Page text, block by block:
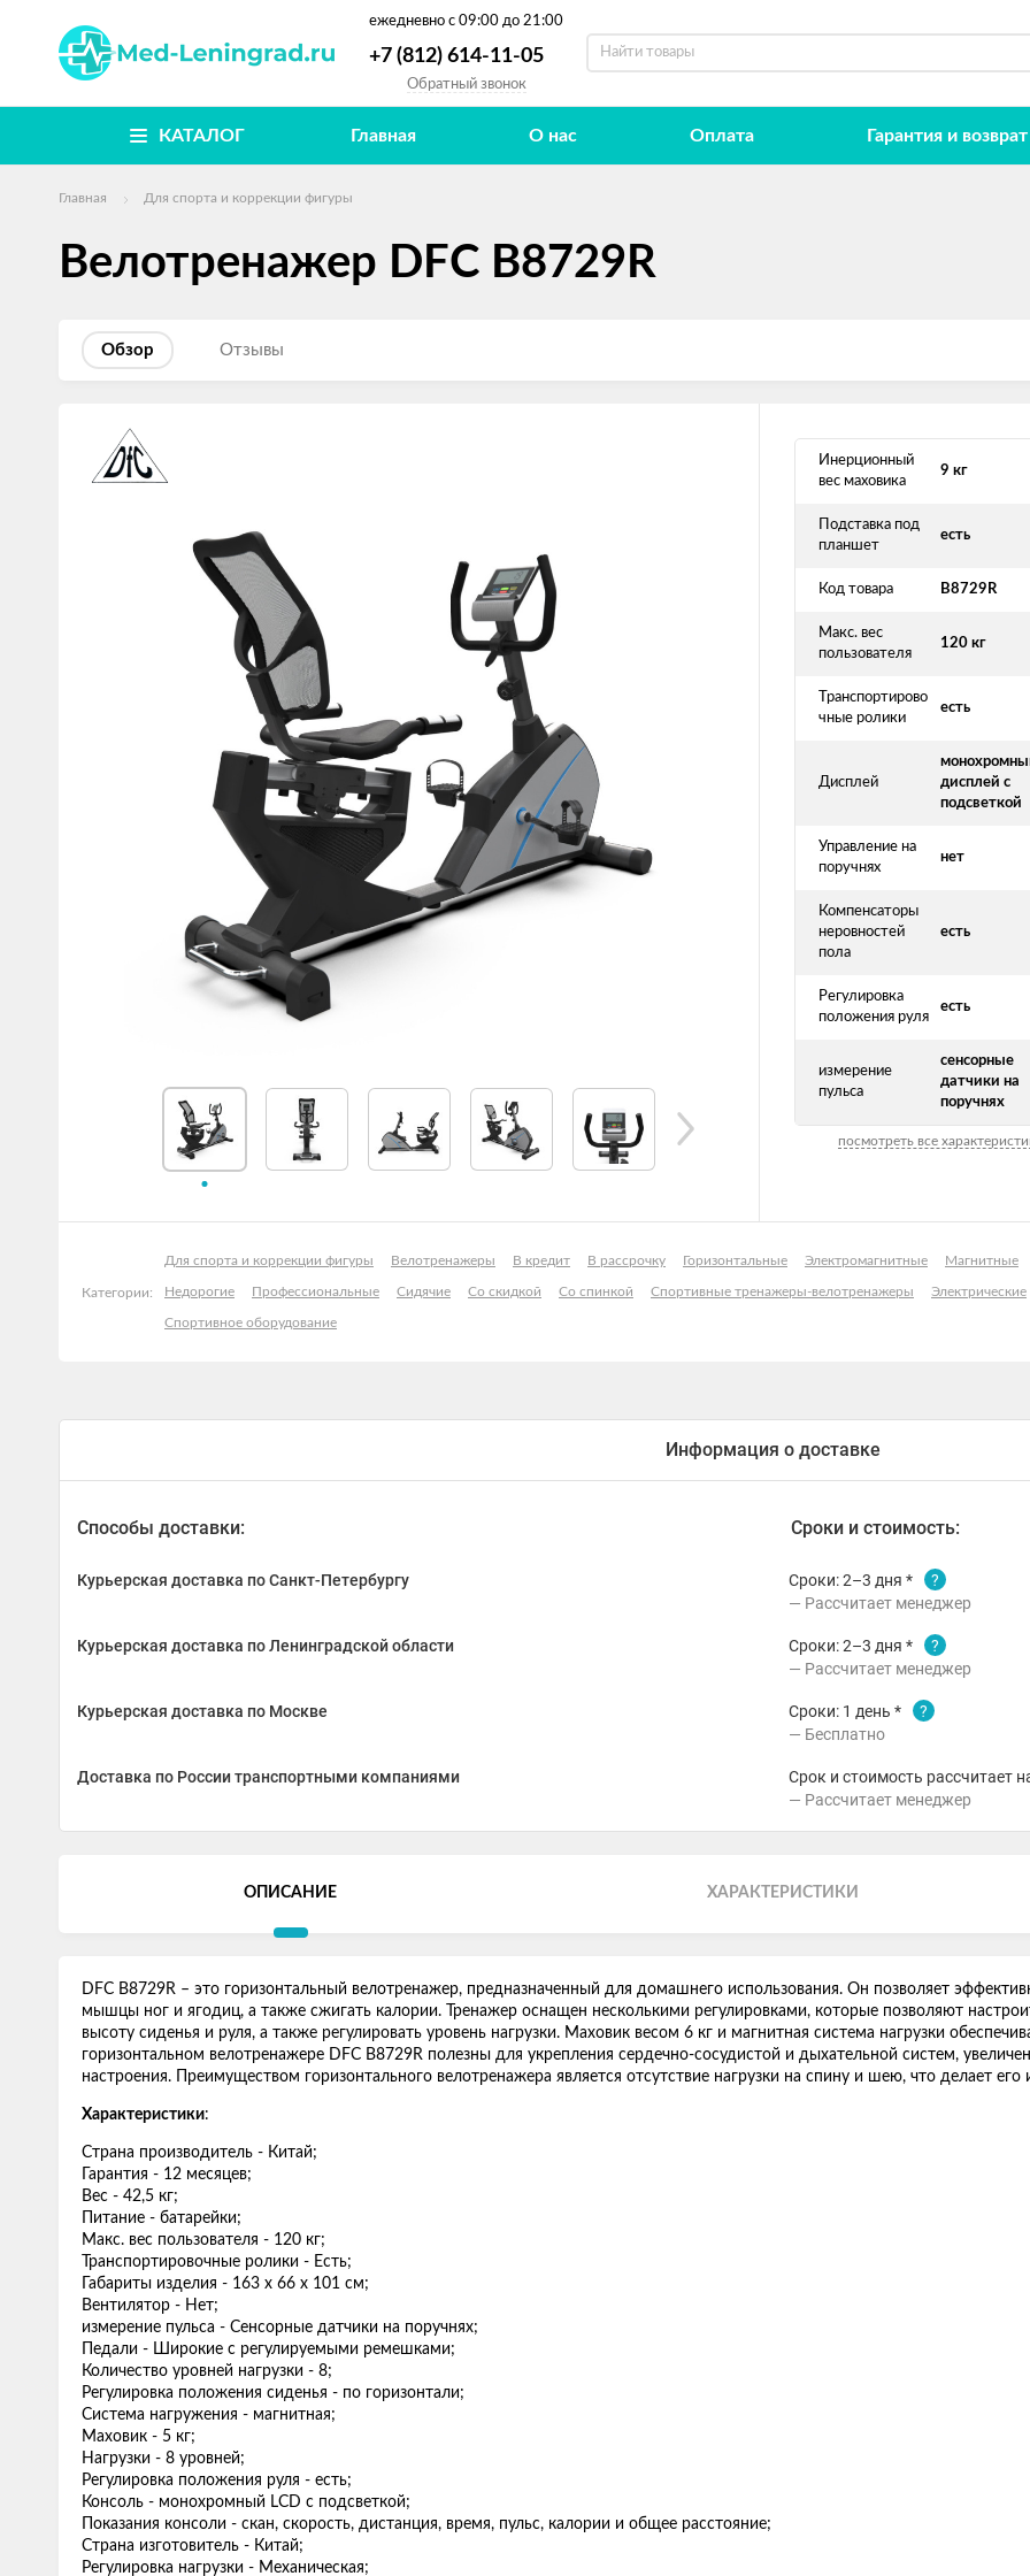
ежедневно с 09:00 до 21:00
+7 (812) 614-11-05
Обратный звонок
КАТАЛОГ Главная О нас Оплата Гарантия и возврат
Главная Для спорта и коррекции фигуры
Велотренажер DFC В8729R
Обзор Отзывы
Инерционный
вес маховика
9 кг
Подставка под
планшет
есть
Код товара B8729R
Макс. вес
пользователя
120 кг
Транспортирово
чные ролики
есть
Дисплей
дисплей с
подсветкой
Управление на
поручнях
нет
Компенсаторы
неровностей
пола
есть
Регулировка
положения руля
есть
измерение
пульса
сенсорные
датчики на
поручнях
посмотреть все
Категории:
Для спорта и коррекции фигуры Велотренажеры В кредит В рассрочку Горизонтальные Электромагнитные Магнитные
Недорогие Профессиональные Сидячие Со скидкой Со спинкой Спортивные тренажеры-велотренажеры Электрические
Спортивное оборудование
Информация о доставке
Способы доставки: Сроки и стоимость:
Курьерская доставка по Санкт-Петербургу Сроки: 2–3 дня *
?
Рассчитает менеджер
Курьерская доставка по Ленинградской области Сроки: 2–3 дня *
?
Рассчитает менеджер
Курьерская доставка по Москве Сроки: 1 день *
?
Бесплатно
Доставка по России транспортными компаниями
Срок и стоимость рассчитает
Рассчитает менеджер
ОПИСАНИЕ ХАРАКТЕРИСТИКИ
DFC B8729R – это горизонтальный велотренажер, предназначенный для домашнего использования. Он позволяет
мышцы ног и ягодиц, а также сжигать калории. Тренажер оснащен несколькими регулировками, которые позволяют
высоту сиденья и руля, а также регулировать уровень нагрузки. Маховик весом 6 кг и магнитная система нагрузки
горизонтальном велотренажере DFC B8729R полезны для укрепления сердечно-сосудистой и дыхательной систем,
настроения. Преимуществом горизонтального велотренажера является отсутствие нагрузки на спину и шею, что делает
Характеристики:
Страна производитель - Китай;
Гарантия - 12 месяцев;
Вес - 42,5 кг;
Питание - батарейки;
Макс. вес пользователя - 120 кг;
Транспортировочные ролики - Есть;
Габариты изделия - 163 х 66 х 101 см;
Вентилятор - Нет;
измерение пульса - Сенсорные датчики на поручнях;
Педали - Широкие с регулируемыми ремешками;
Количество уровней нагрузки - 8;
Регулировка положения сиденья - по горизонтали;
Система нагружения - магнитная;
Маховик - 5 кг;
Нагрузки - 8 уровней;
Регулировка положения руля - есть;
Консоль - монохромный LCD с подсветкой;
Показания консоли - скан, cкорость, дистанция, время, пульс, калории и общее расстояние;
Страна изготовитель - Китай;
Регулировка нагрузки - Механическая;